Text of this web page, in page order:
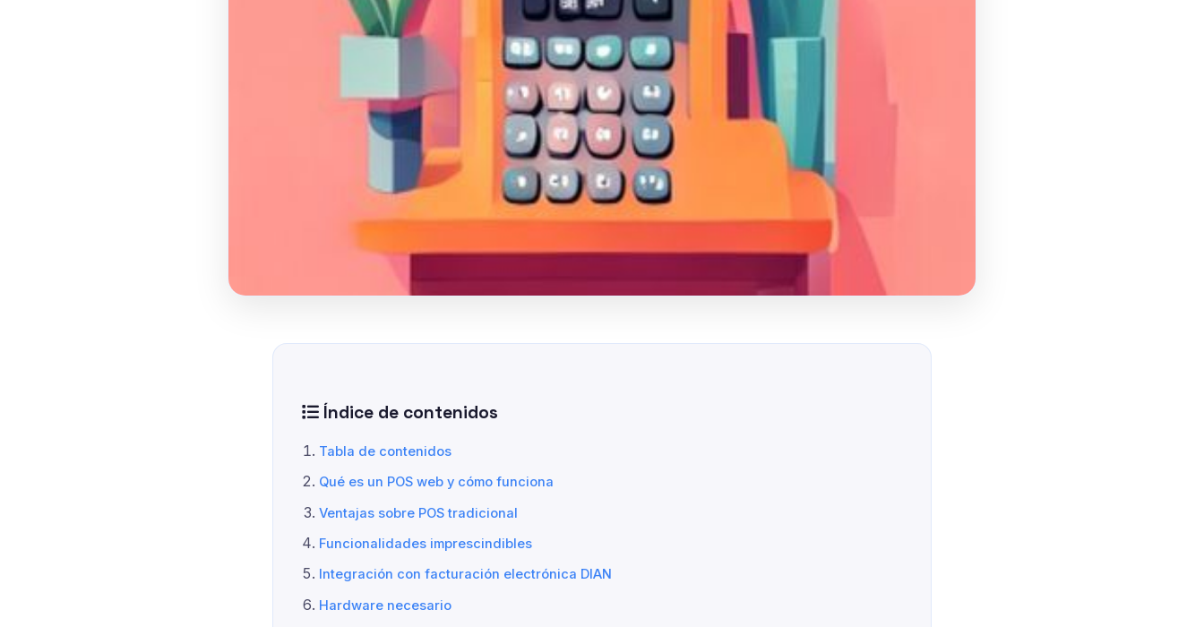
Índice de contenidos
Tabla de contenidos
Qué es un POS web y cómo funciona
Ventajas sobre POS tradicional
Funcionalidades imprescindibles
Integración con facturación electrónica DIAN
Hardware necesario